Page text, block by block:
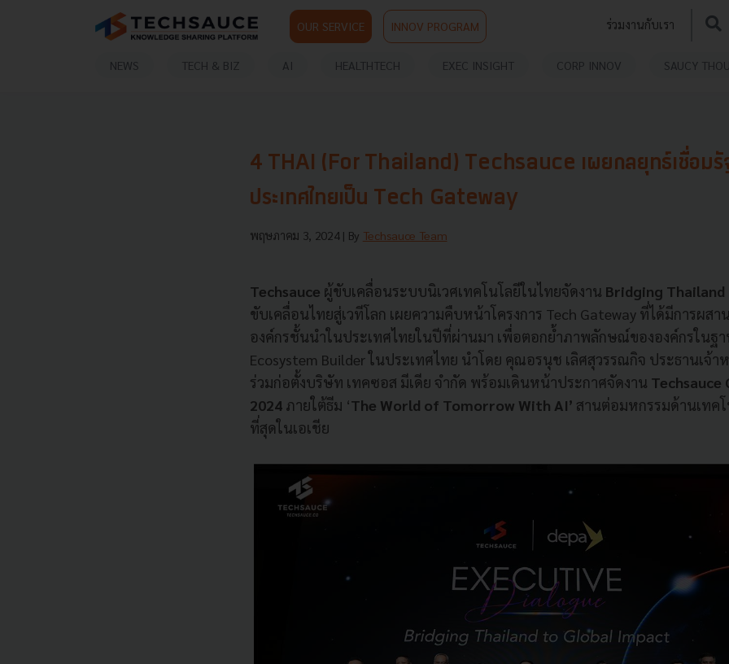
OUR SERVICE INNOV PROGRAM ร่วมงานกับเรา
NEWS TECH & BIZ AI HEALTHTECH EXEC INSIGHT CORP INNOV SAUCY
4 THAI (For Thailand) Techsauce เผยกลยุทธ์เชื่อมรั
ประเทศไทยเป็น Tech Gateway
พฤษภาคม 3, 2024 | By Techsauce Team
Techsauce ผู้ขับเคลื่อนระบบนิเวศเทคโนโลยีในไทยจัดงาน Bridging
ขับเคลื่อนไทยสู่เวทีโลก เผยความคืบหน้าโครงการ Tech Gateway ที่ได้มีการผส
องค์กรชั้นนำในประเทศไทยในปีที่ผ่านมา เพื่อตอกย้ำภาพลักษณ์ขององค์กรในฐา
Ecosystem Builder ในประเทศไทย นำโดย คุณอรนุช เลิศสุวรรณกิจ ประธานเจ้
ร่วมก่อตั้งบริษัท เทคซอส มีเดีย จำกัด พร้อมเดินหน้าประกาศจัดงาน Techsauce
2024 ภายใต้ธีม ‘The World of Tomorrow With AI’ สานต่อมหกรรมด้านเทค
ที่สุดในเอเชีย